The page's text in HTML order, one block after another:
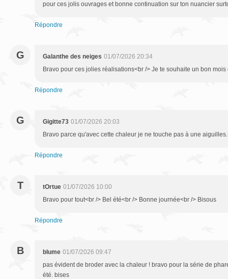
pour ces jolis ouvrages et bonne continuation sur ton nuancier
Répondre
G Galanthe des neiges 01/07/2026 20:34
Bravo pour ces jolies réalisations<br /> Je te souhaite un bon mois
Répondre
G Gigitte73 01/07/2026 20:03
Bravo parce qu'avec cette chaleur je ne touche pas à une
Répondre
T tOrtue 01/07/2026 10:00
Bravo pour tout<br /> Bel été<br /> Bonne journée<br /> Bisous
Répondre
B blume 01/07/2026 09:47
pas évident de broder avec la chaleur ! bravo pour la série de
été. bises